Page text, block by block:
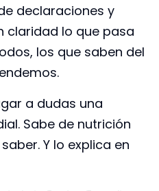
declaraciones y
claridad lo que pasa
los que saben del
a dudas una
Sabe de nutrición
Y lo explica en